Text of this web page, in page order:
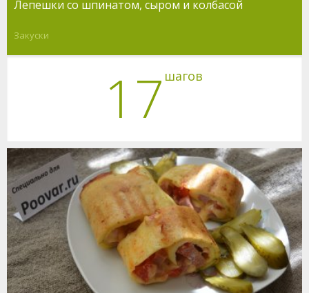
Лепешки со шпинатом, сыром и колбасой
Закуски
17 шагов